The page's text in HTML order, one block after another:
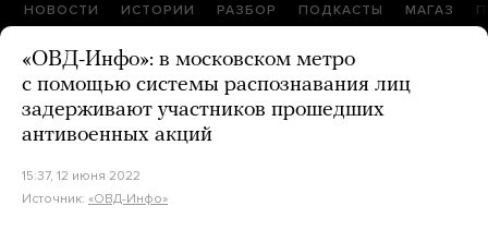
НОВОСТИ ИСТОРИИ РАЗБОР ПОДКАСТЫ МАГАЗ
«ОВД-Инфо»: в московском метро
с помощью системы распознавания лиц
задерживают участников прошедших
антивоенных акций
15:37, 12 июня 2022
Источник: «ОВД-Инфо»